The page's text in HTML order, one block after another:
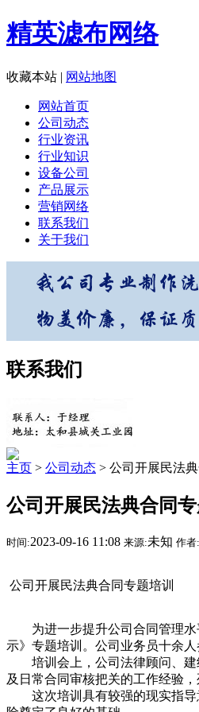
精英滤布网络
收藏本站 | 网站地图
网站首页
公司动态
行业资讯
行业知识
设备公司
产品展示
营销网络
联系我们
关于我们
联系我们
主页 > 公司动态 > 公司开展民法
公司开展民法典合同专
时间:2023-09-16 11:08 来源:未知 作者:
公司开展民法典合同专题培训
为进一步提升公司合同管理水
示》专题培训。公司业务员十余人
培训会上，公司法律顾问、建
及日常合同审核把关的工作经验
这次培训具有较强的现实指导